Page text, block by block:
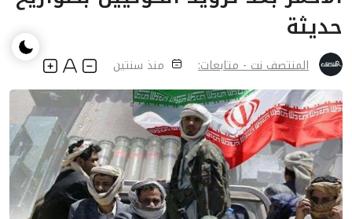
حديثة
المنتصف نت - متابعات: منذ سنتين